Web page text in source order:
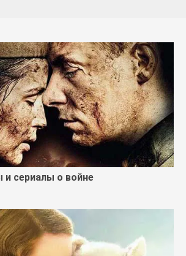
сериалы о войне